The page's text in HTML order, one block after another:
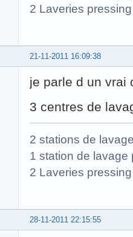
2 Laveries pressing
21-11-2011 16:09:38
je parle d un vrai
3 centres de
2 stations de
1 station de lavage
2 Laveries pressing
28-11-2011 22:15:55